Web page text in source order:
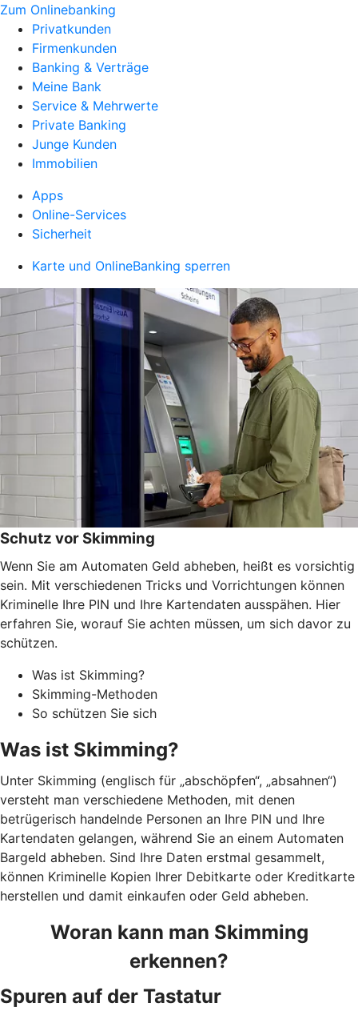
Zum Onlinebanking
Privatkunden
Firmenkunden
Banking & Verträge
Meine Bank
Service & Mehrwerte
Private Banking
Junge Kunden
Immobilien
Apps
Online-Services
Sicherheit
Karte und OnlineBanking sperren
Schutz vor Skimming
Wenn Sie am Automaten Geld abheben, heißt es vorsichtig
sein. Mit verschiedenen Tricks und Vorrichtungen können
Kriminelle Ihre PIN und Ihre Kartendaten ausspähen. Hier
erfahren Sie, worauf Sie achten müssen, um sich davor zu
schützen.
Was ist Skimming?
Skimming-Methoden
So schützen Sie sich
Was ist Skimming?
Unter Skimming (englisch für „abschöpfen“, „absahnen“)
versteht man verschiedene Methoden, mit denen
betrügerisch handelnde Personen an Ihre PIN und Ihre
Kartendaten gelangen, während Sie an einem Automaten
Bargeld abheben. Sind Ihre Daten erstmal gesammelt,
können Kriminelle Kopien Ihrer Debitkarte oder Kreditkarte
herstellen und damit einkaufen oder Geld abheben.
Woran kann man Skimming
erkennen?
Spuren auf der Tastatur